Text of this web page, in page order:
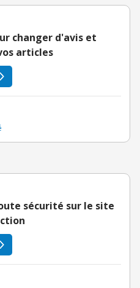
changer d'avis et
articles
sécurité sur le site